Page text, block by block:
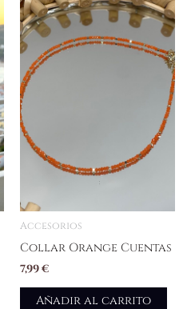
Accesorios
Collar Orange Cuentas
7,99€
Añadir al carrito